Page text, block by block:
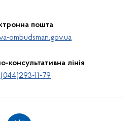
пошта
ombudsman.gov.ua
консультативна лінія
11-79